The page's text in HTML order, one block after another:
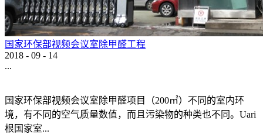
国家环保部视频会议室除甲醛工程
2018 - 09 - 14
...
国家环保部视频会议室除甲醛项目（200㎡）不同的室内环
境，有不同的空气质量数值，而且污染物的种类也不同。Uari
根国家室...